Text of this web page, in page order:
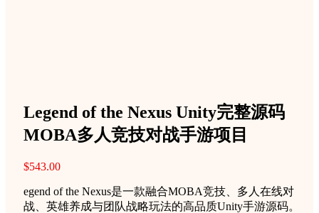
Legend of the Nexus Unity完整源码
MOBA多人竞技对战手游项目
$543.00
egend of the Nexus是一款融合MOBA竞技、多人在线对
战、英雄养成与团队战略玩法的高品质Unity手游源码。